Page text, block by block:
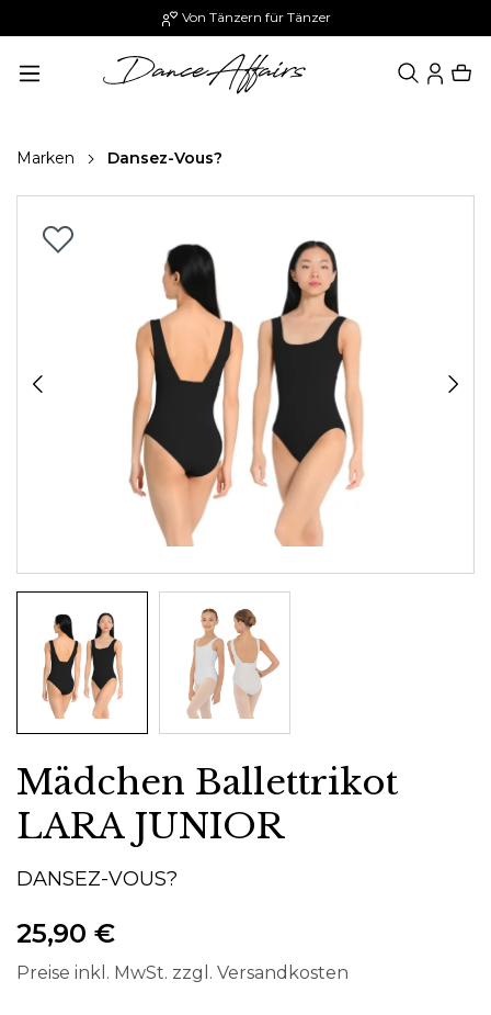
Von Tänzern für Tänzer
Marken Dansez-Vous?
Mädchen Ballettrikot
LARA JUNIOR
DANSEZ-VOUS?
25,90 €
Preise inkl. MwSt. zzgl. Versandkosten